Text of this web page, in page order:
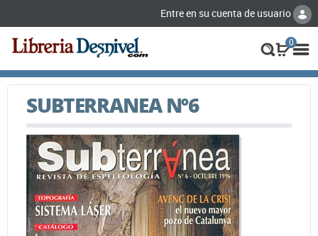
Entre en su cuenta de usuario
0
SUBTERRANEA Nº6